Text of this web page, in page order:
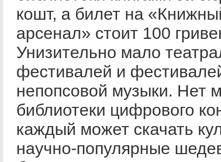
кошт, а билет на
арсенал» стоит 100
Унизительно мало
фестивалей и
непопсовой музыки. Нет
библиотеки цифрового
каждый может скачать
научно-популярные